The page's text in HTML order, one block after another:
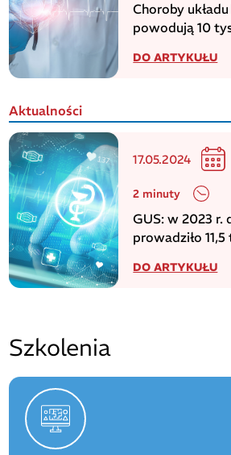
Choroby
powodują 10
WHO
DO ARTYKUŁU
Aktualności
17.05.2024
2 minuty
GUS: w 2023 r.
prowadziło 11,5
DO ARTYKUŁU
Szkolenia